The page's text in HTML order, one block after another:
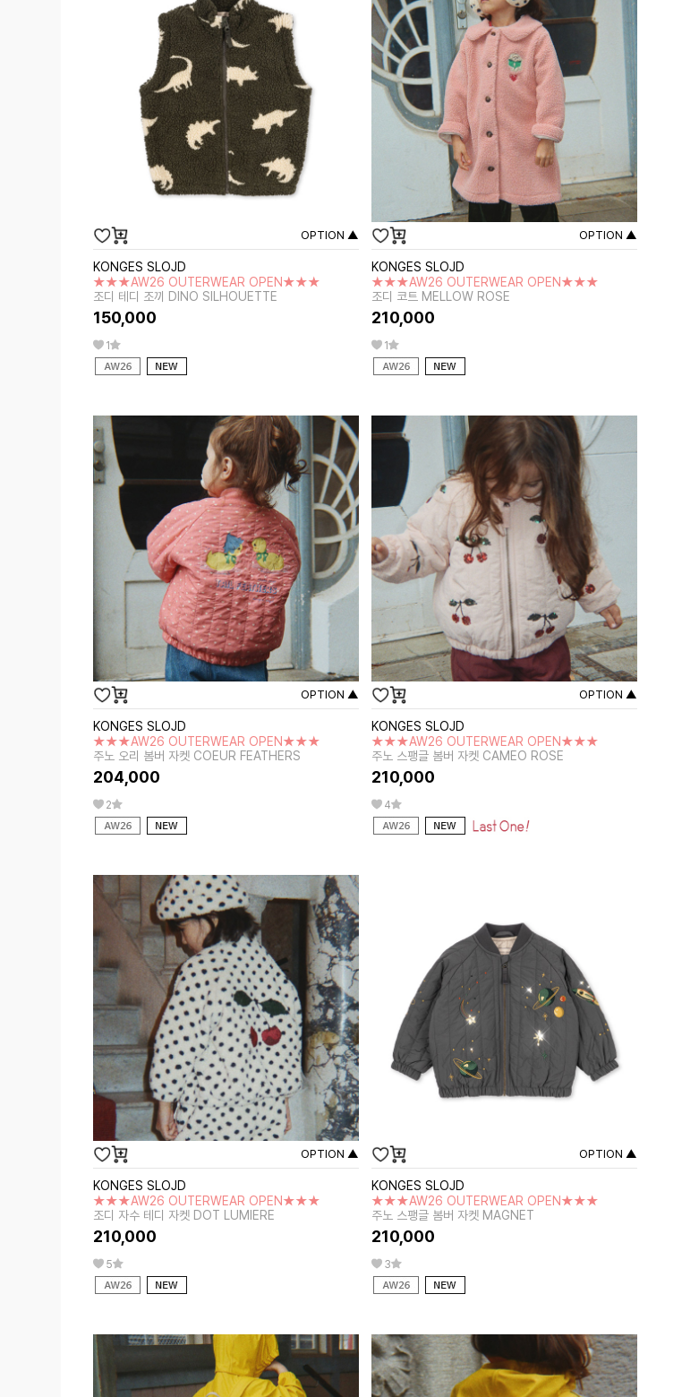
OPTION ▲
KONGES SLOJD
★★★AW26 OUTERWEAR OPEN★★★
조디 테디 조끼 DINO SILHOUETTE
150,000
1
OPTION ▲
KONGES SLOJD
★★★AW26 OUTERWEAR OPEN★★★
조디 코트 MELLOW ROSE
210,000
1
OPTION ▲
KONGES SLOJD
★★★AW26 OUTERWEAR OPEN★★★
주노 오리 봄버 자켓 COEUR FEATHERS
204,000
2
OPTION ▲
KONGES SLOJD
★★★AW26 OUTERWEAR OPEN★★★
주노 스팽글 봄버 자켓 CAMEO ROSE
210,000
4
OPTION ▲
KONGES SLOJD
★★★AW26 OUTERWEAR OPEN★★★
조디 자수 테디 자켓 DOT LUMIERE
210,000
5
OPTION ▲
KONGES SLOJD
★★★AW26 OUTERWEAR OPEN★★★
주노 스팽글 봄버 자켓 MAGNET
210,000
3